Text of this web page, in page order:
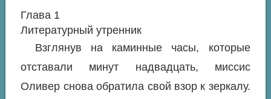
Глава 1
Литературный утренник
Взглянув на каминные часы, которые
отставали минут надвадцать, миссис
Оливер снова обратила свой взор к зеркалу.